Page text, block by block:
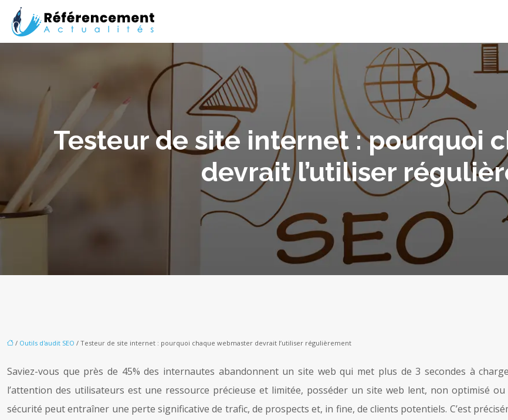
Testeur de site internet : pourquoi
devrait l’utiliser
/ Outils d'audit SEO / Testeur de site internet : pourquoi chaque webmaster devrait l’utiliser régulièrement
Saviez-vous que près de 45% des internautes abandonnent un site web qui met plus de 3 secondes à
l’attention des utilisateurs est une ressource précieuse et limitée, posséder un site web lent, non optimisé ou
sécurité peut entraîner une perte significative de trafic, de prospects et, in fine, de clients potentiels. C’est